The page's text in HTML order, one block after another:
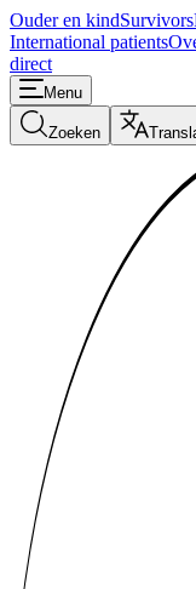
Ouder en kindSurvivors
International patients
direct
Menu
Zoeken